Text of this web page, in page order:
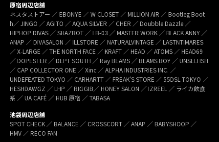
原宿周辺店舗
ネスタストアー ／ EBONYE ／ W CLOSET ／ MILLION AIR ／ Bootleg Boot
h／ JINGO ／ AGITO ／ AQUA SILVER ／ CHER ／ Doubble Dazzle ／
HIPHOP DIVAS ／ SHAZBOT ／ LB-03 ／ MASTER WORK ／ BLACK ANNY ／
ANAP ／ DIVASALON ／ ILLSTORE ／ NATURALVINTAGE ／ LASTNTIMARES
／ X-LARGE ／ THE NORTH FACE ／ KRAFT ／ HEAD ／ ATOMS ／ HEAD69
／ DOPESTER ／ DEPT SOUTH ／ Ray BEAMS ／ BEAMS BOY ／ UNSELTISH
／ CAP COLLECTOR ONE ／ Xinc ／ ALPHA INDUSTRIES INC. ／
UNDEFEATED TOKYO ／ CARHARTT ／ FREAK’S STORE ／ 55DSL TOKYO ／
HESHDAWGZ ／ LHP ／ RIGGIB／ HONEY SALON ／ IZREEL ／ ライカ飲食
系 ／ UA CAFÉ ／ HUB 原宿 ／ TABASA
池袋周辺店舗
SPOT CHECK ／ BALANCE ／ CROSSCORT ／ ANAP ／ BABYSHOOP ／
HMV ／ RECO FAN